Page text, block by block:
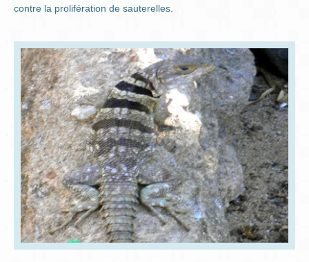
contre la prolifération de sauterelles.